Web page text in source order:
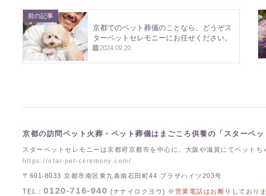
前の記事
京都でのペット葬儀のことなら、どうぞス
ターペットセレモニーにお任せください。
2024.09.20
京都の訪問ペット火葬・ペット葬儀はまごころ供養の「スターペ
スターペットセレモニーは京都府京都市を中心に、大阪や滋賀にてペットち
https://star-pet-ceremony.com/
〒601-8033 京都市南区東九条南石田町44 プラザハイツ203号
TEL：0120-716-940 (ナナイロクヨウ) ※営業電話はお断りしており